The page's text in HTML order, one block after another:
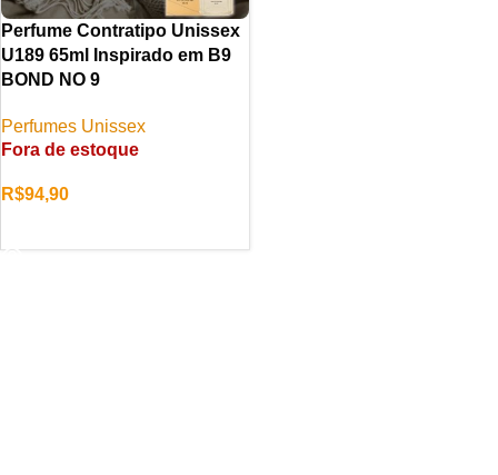
Perfume Contratipo Unissex
U189 65ml Inspirado em B9
BOND NO 9
Perfumes Unissex
Fora de estoque
R$94,90